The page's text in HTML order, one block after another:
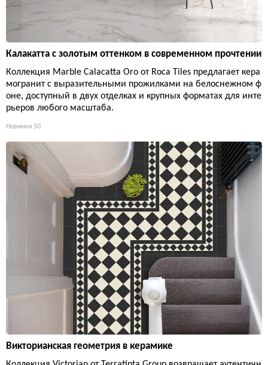
Калакатта с золотым оттенком в современном прочтении
Коллекция Marble Calacatta Oro от Roca Tiles предлагает кера
могранит с выразительными прожилками на белоснежном ф
оне, доступный в двух отделках и крупных форматах для инте
рьеров любого масштаба.
Новинки 50
Викторианская геометрия в керамике